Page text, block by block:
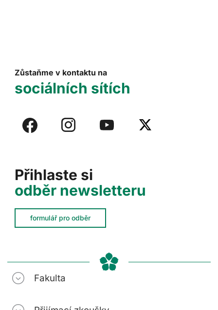
Přihlaste si
odběr newsletteru
formulář pro odběr
Zůstaňme v kontaktu na
sociálních sítích
Fakulta